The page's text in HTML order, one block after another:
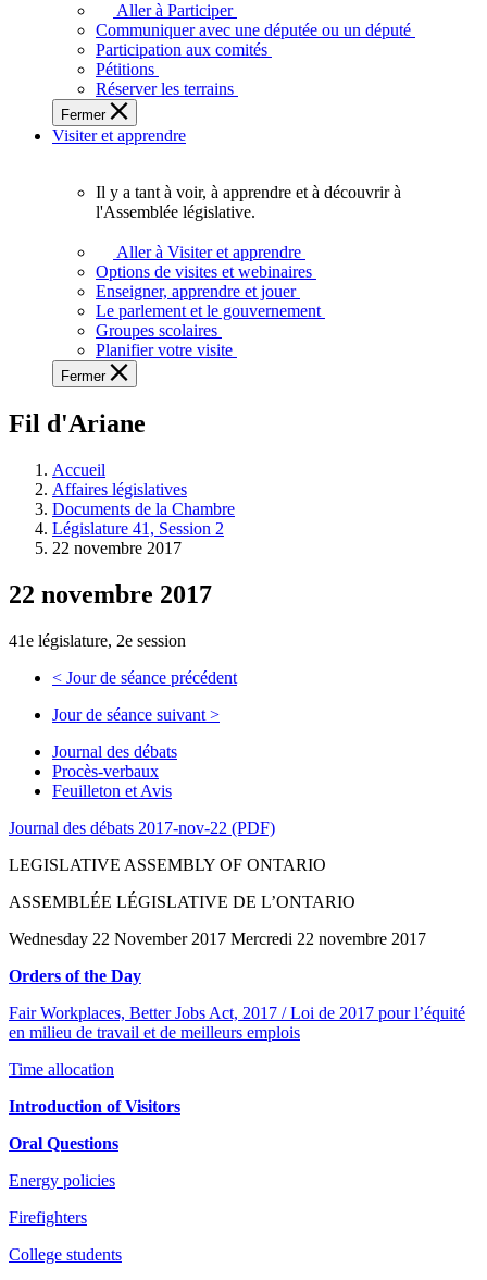
plein
potentiel,
l'Assemblée
a
besoin
de
Aller à Participer
Communiquer avec une députée ou un député
Participation aux comités
Pétitions
Réserver les terrains
Fermer
Visiter et apprendre
voir,
apprendre
et
à
à
législative.
Il y a tant à voir, à apprendre et à découvrir à
l'Assemblée législative.
Aller à Visiter et apprendre
Options de visites et webinaires
Enseigner, apprendre et jouer
Le parlement et le gouvernement
Groupes scolaires
Planifier votre visite
Fermer
Fil d'Ariane
Accueil
Affaires législatives
Documents de la Chambre
Législature 41, Session 2
22 novembre 2017
22 novembre 2017
41e législature, 2e session
< Jour de séance précédent
Jour de séance suivant >
Journal des débats
Procès-verbaux
Feuilleton et Avis
Journal des débats 2017-nov-22 (PDF)
LEGISLATIVE ASSEMBLY OF ONTARIO
ASSEMBLÉE LÉGISLATIVE DE L’ONTARIO
Wednesday 22 November 2017 Mercredi 22 novembre 2017
Orders of the Day
Fair Workplaces, Better Jobs Act, 2017 / Loi de 2017 pour l’équité
en milieu de travail et de meilleurs emplois
Time allocation
Introduction of Visitors
Oral Questions
Energy policies
Firefighters
College students